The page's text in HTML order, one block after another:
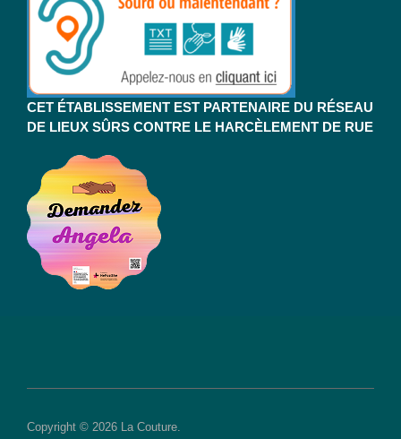
CET ÉTABLISSEMENT EST PARTENAIRE DU RÉSEAU
DE LIEUX SÛRS CONTRE LE HARCÈLEMENT DE RUE
Copyright © 2026 La Couture.